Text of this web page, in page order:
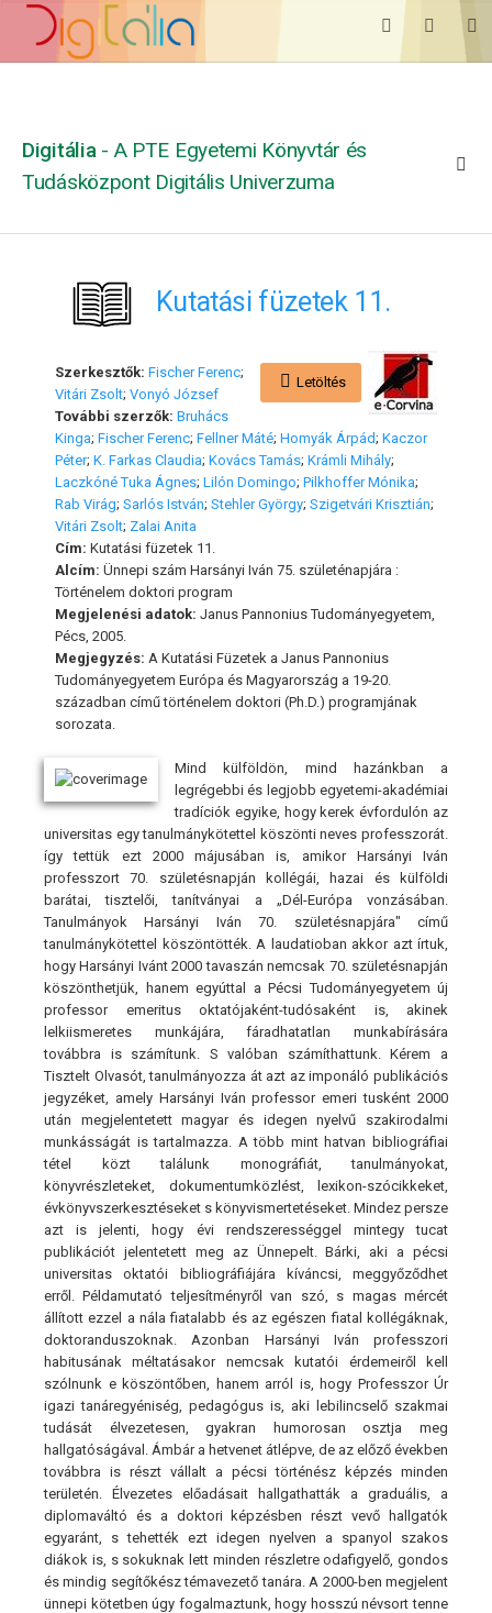
Digitália - A PTE Egyetemi Könyvtár és
Tudásközpont Digitális Univerzuma
Kutatási füzetek 11.
Letöltés
Szerkesztők: Fischer Ferenc;
Vitári Zsolt; Vonyó József
További szerzők: Bruhács
Kinga; Fischer Ferenc; Fellner Máté; Homyák Árpád; Kaczor
Péter; K. Farkas Claudia; Kovács Tamás; Krámli Mihály;
Laczkóné Тuka Ágnes; Lilón Domingo; Pilkhoffer Mónika;
Rab Virág; Sarlós István; Stehler György; Szigetvári Krisztián;
Vitári Zsolt; Zalai Anita
Cím: Kutatási füzetek 11.
Alcím: Ünnepi szám Harsányi Iván 75. születénapjára :
Történelem doktori program
Megjelenési adatok: Janus Pannonius Tudományegyetem,
Pécs, 2005.
Megjegyzés: A Kutatási Füzetek a Janus Pannonius
Tudományegyetem Európa és Magyarország a 19-20.
században című történelem doktori (Ph.D.) programjának
sorozata.
Mind külföldön, mind hazánkban a
legrégebbi és legjobb egyetemi-akadémiai
tradíciók egyike, hogy kerek évfordulón az
universitas egy tanulmánykötettel köszönti neves professzorát.
így tettük ezt 2000 májusában is, amikor Harsányi Iván
professzort 70. születésnapján kollégái, hazai és külföldi
barátai, tisztelői, tanítványai a „Dél-Európa vonzásában.
Tanulmányok Harsányi Iván 70. születésnapjára" című
tanulmánykötettel köszöntötték. A laudatioban akkor azt írtuk,
hogy Harsányi Ivánt 2000 tavaszán nemcsak 70. születésnapján
köszönthetjük, hanem egyúttal a Pécsi Tudományegyetem új
professor emeritus oktatójaként-tudósaként is, akinek
lelkiismeretes munkájára, fáradhatatlan munkabírására
továbbra is számítunk. S valóban számíthattunk. Kérem a
Tisztelt Olvasót, tanulmányozza át azt az imponáló publikációs
jegyzéket, amely Harsányi Iván professor emeri tusként 2000
után megjelentetett magyar és idegen nyelvű szakirodalmi
munkásságát is tartalmazza. A több mint hatvan bibliográfiai
tétel közt találunk monográfiát, tanulmányokat,
könyvrészleteket, dokumentumközlést, lexikon-szócikkeket,
évkönyvszerkesztéseket s könyvismertetéseket. Mindez persze
azt is jelenti, hogy évi rendszerességgel mintegy tucat
publikációt jelentetett meg az Ünnepelt. Bárki, aki a pécsi
universitas oktatói bibliográfiájára kíváncsi, meggyőződhet
erről. Példamutató teljesítményről van szó, s magas mércét
állított ezzel a nála fiatalabb és az egészen fiatal kollégáknak,
doktoranduszoknak. Azonban Harsányi Iván professzori
habitusának méltatásakor nemcsak kutatói érdemeiről kell
szólnunk e köszöntőben, hanem arról is, hogy Professzor Úr
igazi tanáregyéniség, pedagógus is, aki lebilincselő szakmai
tudását élvezetesen, gyakran humorosan osztja meg
hallgatóságával. Ámbár a hetvenet átlépve, de az előző években
továbbra is részt vállalt a pécsi történész képzés minden
területén. Élvezetes előadásait hallgathatták a graduális, a
diplomaváltó és a doktori képzésben részt vevő hallgatók
egyaránt, s tehették ezt idegen nyelven a spanyol szakos
diákok is, s sokuknak lett minden részletre odafigyelő, gondos
és mindig segítőkész témavezető tanára. A 2000-ben megjelent
ünnepi kötetben úgy fogalmaztunk, hogy hosszú névsort tenne